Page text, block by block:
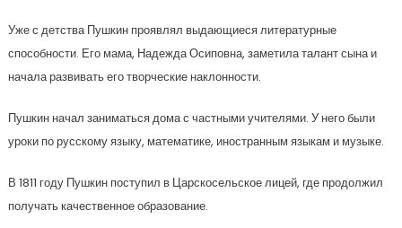
Уже с детства Пушкин проявлял выдающиеся литературные
способности. Его мама, Надежда Осиповна, заметила талант сына и
начала развивать его творческие наклонности.
Пушкин начал заниматься дома с частными учителями. У него были
уроки по русскому языку, математике, иностранным языкам и музыке.
В 1811 году Пушкин поступил в Царскосельское лицей, где продолжил
получать качественное образование.